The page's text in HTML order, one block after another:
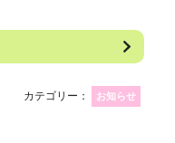
カテゴリー： お知らせ